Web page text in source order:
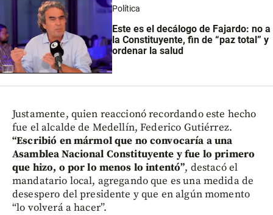
Política
Este es el decálogo de Fajardo: no a
la Constituyente, fin de “paz total” y
ordenar la salud
Justamente, quien reaccionó recordando este hecho
fue el alcalde de Medellín, Federico Gutiérrez.
“Escribió en mármol que no convocaría a una
Asamblea Nacional Constituyente y fue lo primero
que hizo, o por lo menos lo intentó”, destacó el
mandatario local, agregando que es una medida de
desespero del presidente y que en algún momento
“lo volverá a hacer”.